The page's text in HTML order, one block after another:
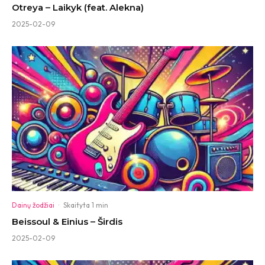
Otreya – Laikyk (feat. Alekna)
2025-02-09
Dainų žodžiai · Skaityta 1 min
Beissoul & Einius – Širdis
2025-02-09